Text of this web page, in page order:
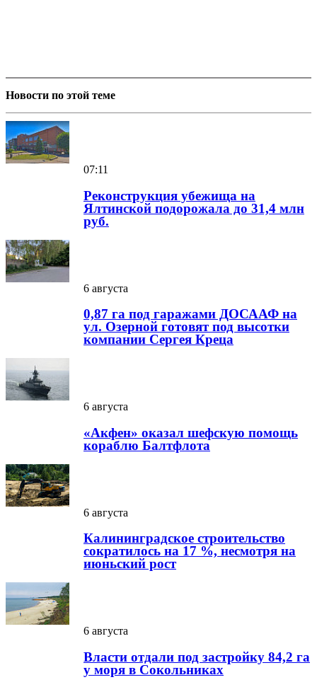
Новости по этой теме
07:11
Реконструкция убежища на
Ялтинской подорожала до 31,4 млн
руб.
6 августа
0,87 га под гаражами ДОСААФ на
ул. Озерной готовят под высотки
компании Сергея Креца
6 августа
«Акфен» оказал шефскую помощь
кораблю Балтфлота
6 августа
Калининградское строительство
сократилось на 17 %, несмотря на
июньский рост
6 августа
Власти отдали под застройку 84,2 га
у моря в Сокольниках